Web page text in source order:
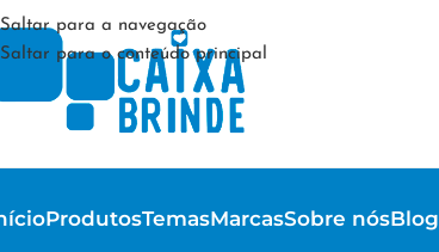
Saltar para a navegação
Saltar para o conteúdo principal
ProdutosTemasMarcasSobre nós